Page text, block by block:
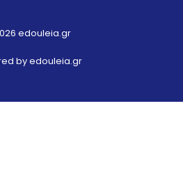
edouleia.gr
by edouleia.gr